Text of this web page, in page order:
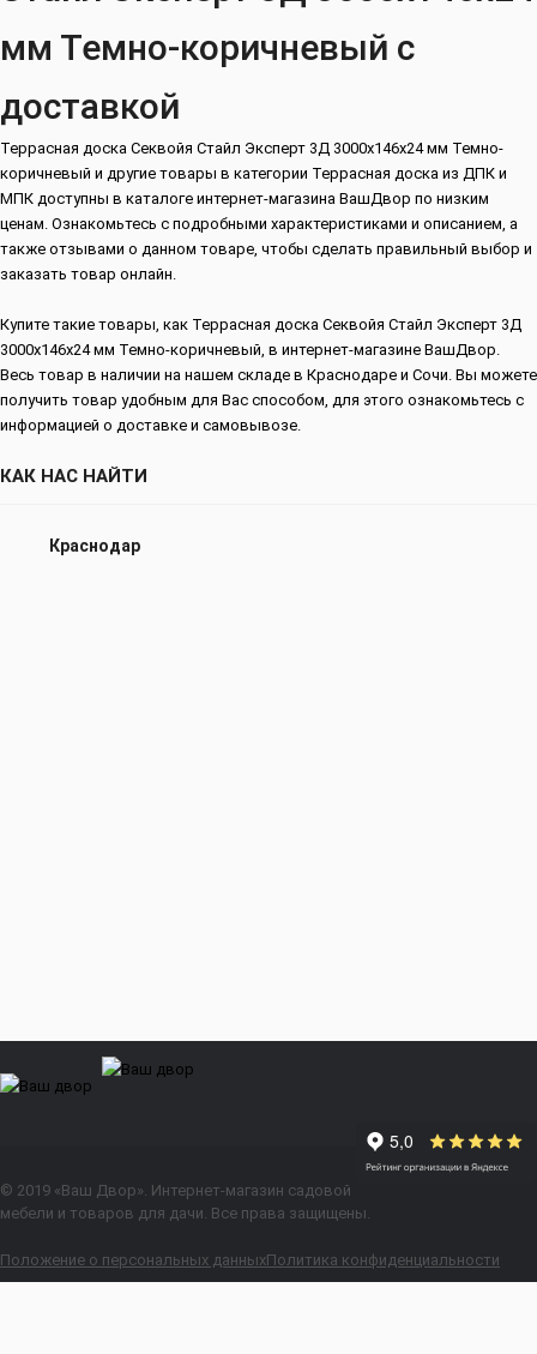
мм Темно-коричневый с
доставкой
Террасная доска Секвойя Стайл Эксперт 3Д 3000х146х24 мм Темно-
коричневый и другие товары в категории Террасная доска из ДПК и
МПК доступны в каталоге интернет-магазина ВашДвор по низким
ценам. Ознакомьтесь с подробными характеристиками и описанием, а
также отзывами о данном товаре, чтобы сделать правильный выбор и
заказать товар онлайн.
Купите такие товары, как Террасная доска Секвойя Стайл Эксперт 3Д
3000х146х24 мм Темно-коричневый, в интернет-магазине ВашДвор.
Весь товар в наличии на нашем складе в Краснодаре и Сочи. Вы можете
получить товар удобным для Вас способом, для этого ознакомьтесь с
информацией о доставке и самовывозе.
КАК НАС НАЙТИ
Краснодар
© 2019 «Ваш Двор». Интернет-магазин садовой
мебели и товаров для дачи. Все права защищены.
Положение о персональных данныхПолитика конфиденциальности